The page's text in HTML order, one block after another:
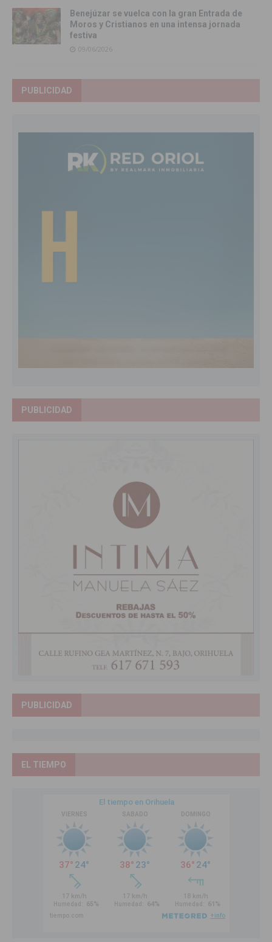
Benejúzar se vuelca con la gran Entrada de
Moros y Cristianos en una intensa jornada
festiva
09/06/2026
PUBLICIDAD
PUBLICIDAD
PUBLICIDAD
EL TIEMPO